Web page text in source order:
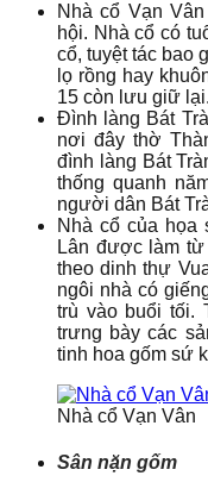
Nhà cổ Vạn
hội. Nhà cổ có
cổ, tuyệt tác bao
lọ rồng hay
15 còn lưu giữ lại.
Đình làng Bát
nơi đây thờ
đình làng Bát
thống quanh
người dân Bát
Nhà cổ của họa
Lân được làm
theo dinh thự
ngôi nhà có
trù vào buổi tối.
trưng bày các
tinh hoa gốm sứ
Nhà cổ Vạn Vân
Sân nặn gốm